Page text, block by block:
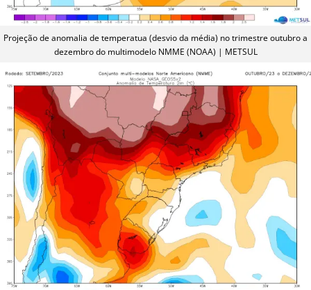
Projeção de anomalia de temperatua (desvio da média) no trimestre outubro a
dezembro do multimodelo NMME (NOAA) | METSUL